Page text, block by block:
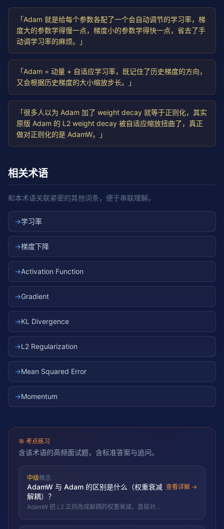
「Adam 就是给每个参数各配了一个会自动调节的学习率，梯
度大的参数学得慢一点，梯度小的参数学得快一点，省去了手
动调学习率的麻烦。」
「Adam = 动量 + 自适应学习率，既记住了历史梯度的方向，
又会根据历史梯度的大小缩放步长。」
「很多人以为 Adam 加了 weight decay 就等于正则化，其实
原版 Adam 的 L2 weight decay 被自适应缩放扭曲了，真正
做对正则化的是 AdamW。」
相关术语
和本术语关联紧密的其他词条，便于串联理解。
→学习率
→梯度下降
→Activation Function
→Gradient
→KL Divergence
→L2 Regularization
→Mean Squared Error
→Momentum
🎯 考点练习
含该术语的高频面试题，含标准答案与追问。
中级概念
AdamW 与 Adam 的区别是什么（权重衰减
解耦）？
AdamW 把 L2 正则改成解耦的权重衰减，直接对参
查看详解 →